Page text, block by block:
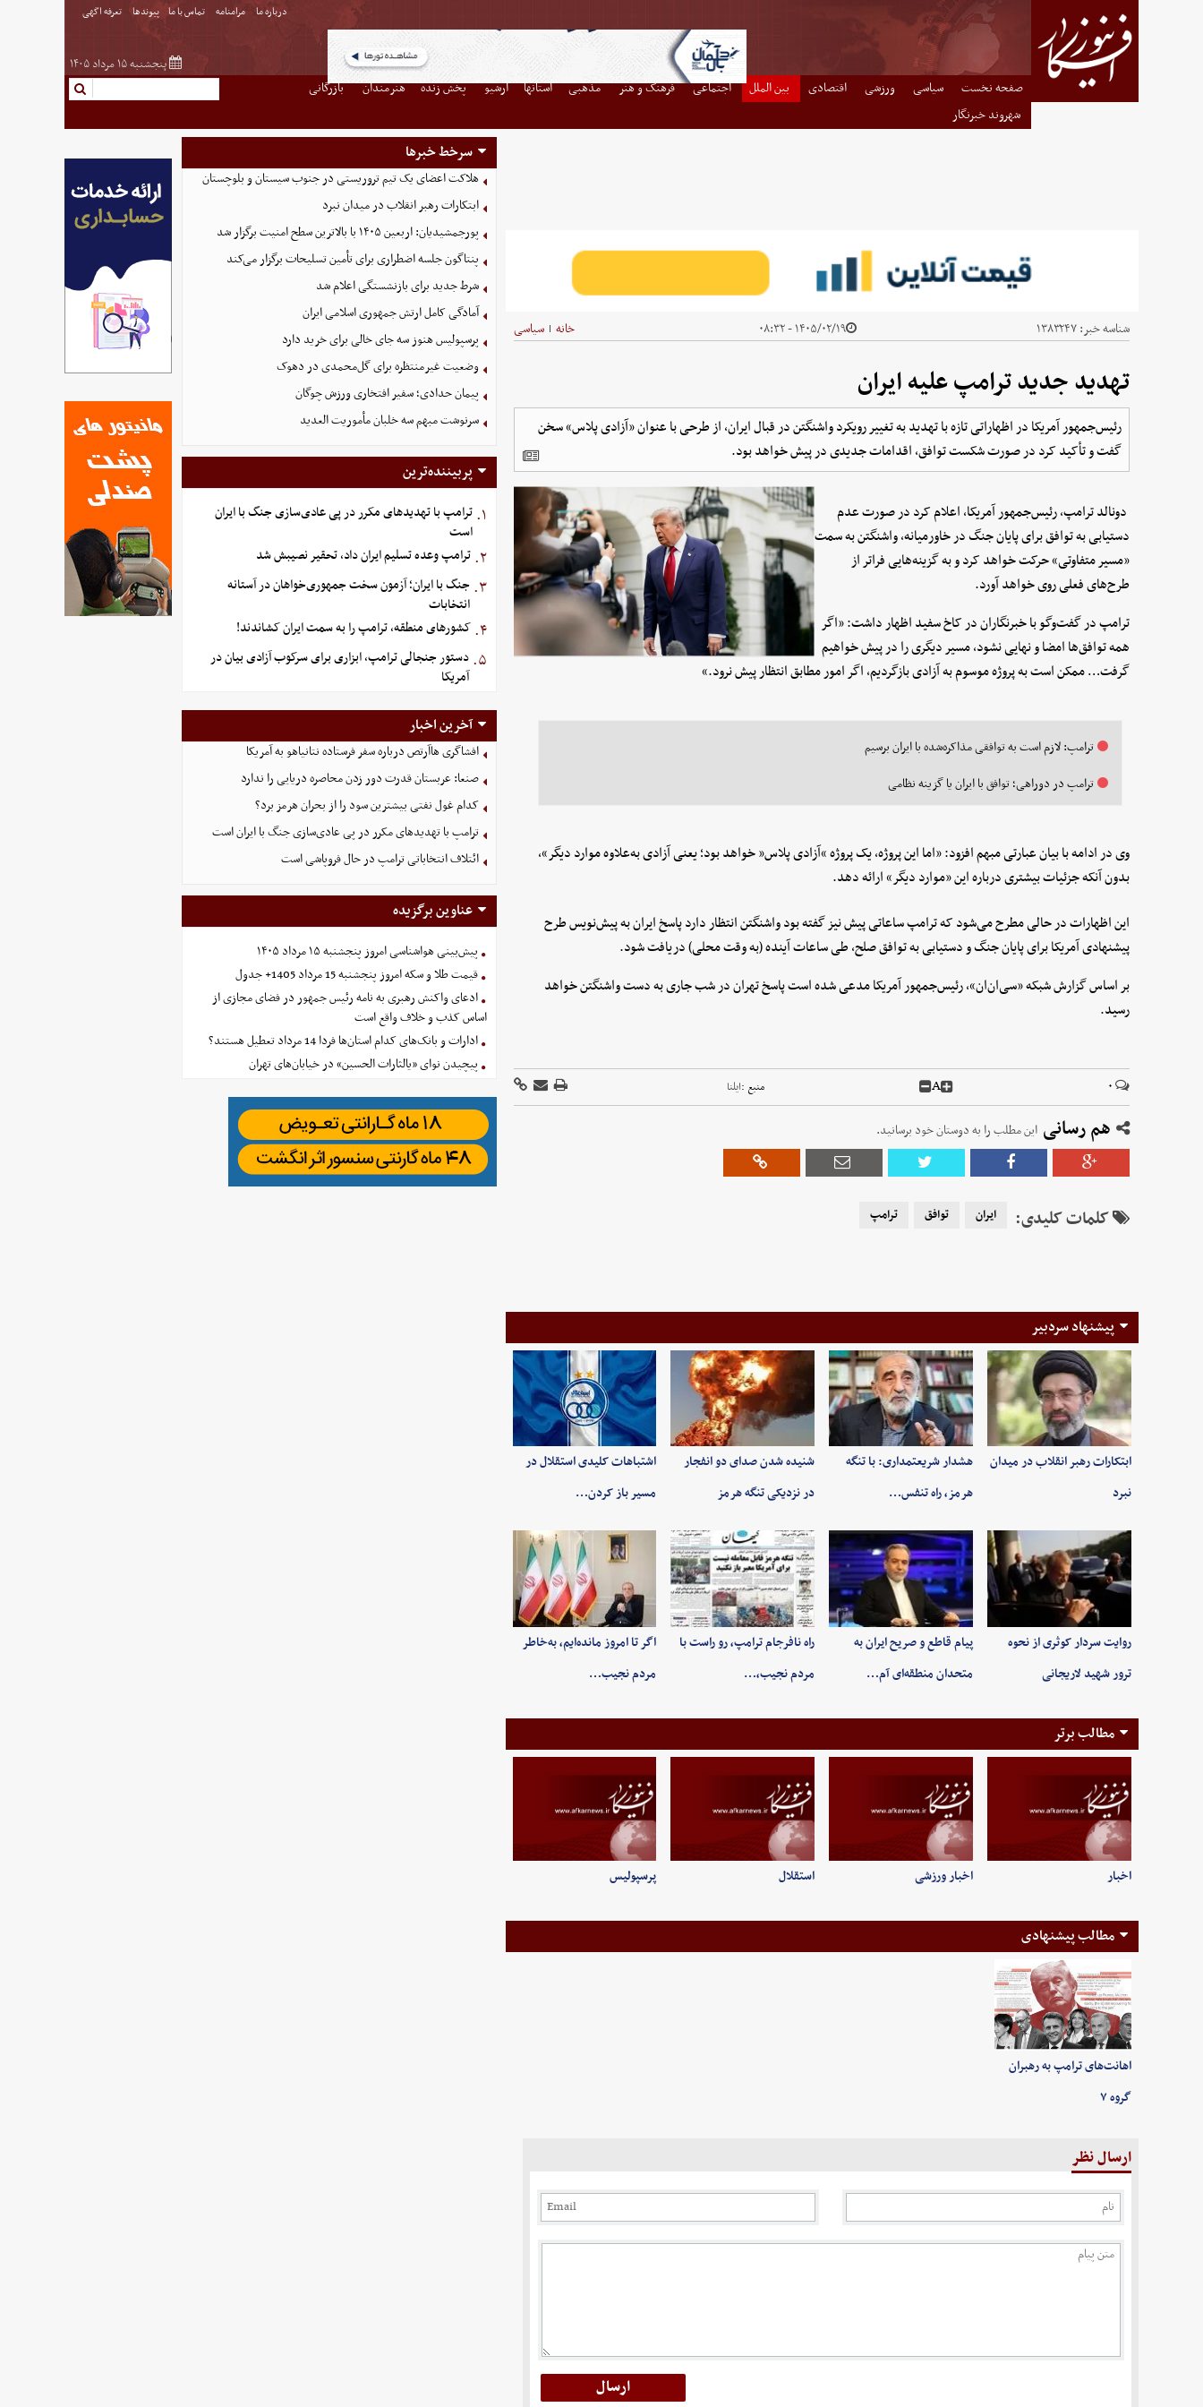
درباره ما مرامنامه تماس با ما پیوندها تعرفه اگهی
پنجشنبه ۱۵ مرداد ۱۴۰۵
صفحه نخست سیاسی ورزشی اقتصادی بین الملل اجتماعی فرهنگ و هنر مذهبی استانها آرشیو پخش زنده هنرمندان
بازرگانی
شهروند خبرنگار
شناسه خبر:۱۳۸۳۲۴۷ ۱۴۰۵/۰۲/۱۹ - ۰۸:۳۲ خانه | سیاسی
تهدید جدید ترامپ علیه ایران
رئیس‌جمهور آمریکا در اظهاراتی تازه با تهدید به تغییر رویکرد واشنگتن در قبال ایران، از طرحی با عنوان «آزادی پلاس» سخن
گفت و تأکید کرد در صورت شکست توافق، اقدامات جدیدی در پیش خواهد بود.
دونالد ترامپ، رئیس‌جمهور آمریکا، اعلام کرد در صورت عدم
دستیابی به توافق برای پایان جنگ در خاورمیانه، واشنگتن به سمت
«مسیر متفاوتی» حرکت خواهد کرد و به گزینه‌هایی فراتر از
طرح‌های فعلی روی خواهد آورد.
ترامپ در گفت‌وگو با خبرنگاران در کاخ سفید اظهار داشت: «اگر
همه توافق‌ها امضا و نهایی نشود، مسیر دیگری را در پیش خواهیم
گرفت… ممکن است به پروژه موسوم به آزادی بازگردیم، اگر امور مطابق انتظار پیش نرود.»
ترامپ: لازم است به توافقی مذاکره‌شده با ایران برسیم
ترامپ در دوراهی؛ توافق با ایران یا گزینه نظامی
وی در ادامه با بیان عبارتی مبهم افزود: «اما این پروژه، یک پروژه “آزادی پلاس” خواهد بود؛ یعنی آزادی به‌علاوه موارد دیگر»،
بدون آنکه جزئیات بیشتری درباره این «موارد دیگر» ارائه دهد.
این اظهارات در حالی مطرح می‌شود که ترامپ ساعاتی پیش نیز گفته بود واشنگتن انتظار دارد پاسخ ایران به پیش‌نویس طرح
پیشنهادی آمریکا برای پایان جنگ و دستیابی به توافق صلح، طی ساعات آینده (به وقت محلی) دریافت شود.
بر اساس گزارش شبکه «سی‌ان‌ان»، رئیس‌جمهور آمریکا مدعی شده است پاسخ تهران در شب جاری به دست واشنگتن خواهد
رسید.
۰ A منبع :ایلنا
هم رسانی این مطلب را به دوستان خود برسانید.
کلمات کلیدی: ایران توافق ترامپ
پیشنهاد سردبیر
ابتکارات رهبر انقلاب در میدان
نبرد
هشدار شریعتمداری: با تنگه
هرمز، راه تنفس…
شنیده شدن صدای دو انفجار
در نزدیکی تنگه هرمز
اشتباهات کلیدی استقلال در
مسیر باز کردن…
روایت سردار کوثری از نحوه
ترور شهید لاریجانی
پیام قاطع و صریح ایران به
متحدان منطقه‌ای آم…
راه نافرجام ترامپ، رو راست با
مردم نجیب،…
اگر تا امروز مانده‌ایم، به‌خاطر
مردم نجیب…
مطالب برتر
اخبار اخبار ورزشی استقلال پرسپولیس
مطالب پیشنهادی
اهانت‌های ترامپ به رهبران
گروه ۷
ارسال نظر
سرخط خبرها
هلاکت اعضای یک تیم تروریستی در جنوب سیستان و بلوچستان
ابتکارات رهبر انقلاب در میدان نبرد
پورجمشیدیان: اربعین ۱۴۰۵ با بالاترین سطح امنیت برگزار شد
پنتاگون جلسه اضطراری برای تأمین تسلیحات برگزار می‌کند
شرط جدید برای بازنشستگی اعلام شد
آمادگی کامل ارتش جمهوری اسلامی ایران
پرسپولیس هنوز سه جای خالی برای خرید دارد
وضعیت غیرمنتظره برای گل‌محمدی در دهوک
پیمان حدادی؛ سفیر افتخاری ورزش چوگان
سرنوشت مبهم سه خلبان مأموریت العدید
پربیننده‌ترین
۱. ترامپ با تهدیدهای مکرر در پی عادی‌سازی جنگ با ایران
است
۲. ترامپ وعده تسلیم ایران داد، تحقیر نصیبش شد
۳. جنگ با ایران؛ آزمون سخت جمهوری‌خواهان در آستانه
انتخابات
۴. کشورهای منطقه، ترامپ را به سمت ایران کشاندند!
۵. دستور جنجالی ترامپ، ابزاری برای سرکوب آزادی بیان در
آمریکا
آخرین اخبار
افشاگری هاآرتص درباره سفر فرستاده نتانیاهو به آمریکا
صنعا: عربستان قدرت دور زدن محاصره دریایی را ندارد
کدام غول نفتی بیشترین سود را از بحران هرمز برد؟
ترامپ با تهدیدهای مکرر در پی عادی‌سازی جنگ با ایران است
ائتلاف انتخاباتی ترامپ در حال فروپاشی است
عناوین برگزیده
پیش‌بینی هواشناسی امروز پنجشنبه ۱۵ مرداد ۱۴۰۵
قیمت طلا و سکه امروز پنجشنبه 15 مرداد 1405+ جدول
ادعای واکنش رهبری به نامه رئیس جمهور در فضای مجازی از
اساس کذب و خلاف واقع است
ادارات و بانک‌های کدام استان‌ها فردا 14 مرداد تعطیل هستند؟
پیچیدن نوای «یالثارات الحسین» در خیابان‌های تهران